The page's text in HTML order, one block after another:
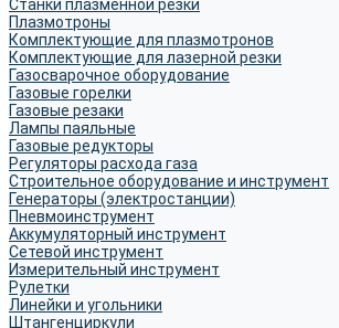
Станки плазменной резки
Плазмотроны
Комплектующие для плазмотронов
Комплектующие для лазерной резки
Газосварочное оборудование
Газовые горелки
Газовые резаки
Лампы паяльные
Газовые редукторы
Регуляторы расхода газа
Строительное оборудование и инструмент
Генераторы (электростанции)
Пневмоинструмент
Аккумуляторный инструмент
Сетевой инструмент
Измерительный инструмент
Рулетки
Линейки и угольники
Штангенциркули